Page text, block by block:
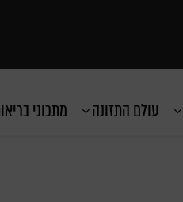
עולם התזונה מתכוני